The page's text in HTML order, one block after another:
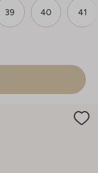
39 40 41